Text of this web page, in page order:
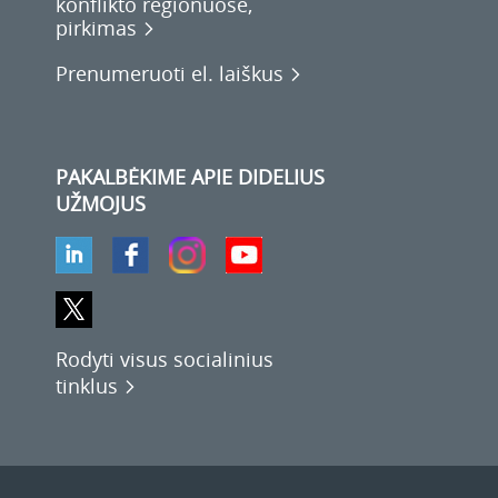
pirkimas
Prenumeruoti el. laiškus
PAKALBĖKIME APIE DIDELIUS
UŽMOJUS
Rodyti visus socialinius
tinklus